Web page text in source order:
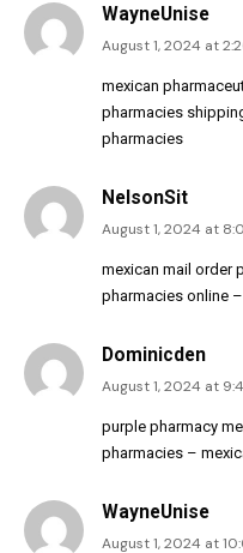
WayneUnise
August 1, 2024 at
mexican
pharmacies
pharmacies
NelsonSit
August 1, 2024 at
mexican mail order
pharmacies online
Dominicden
August 1, 2024 at
purple pharmacy
pharmacies –
WayneUnise
August 1, 2024 at